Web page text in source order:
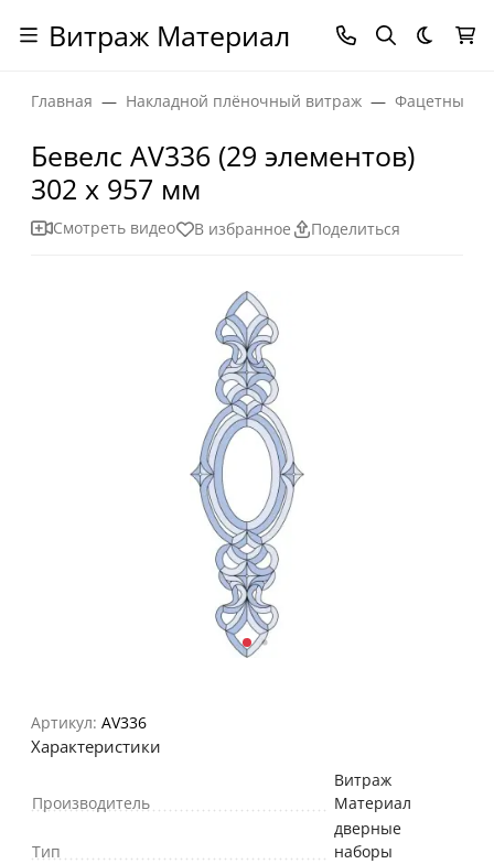
Витраж Материал Темная
Главная Накладной плёночный витраж Фацетные
Бевелс AV336 (29 элементов)
302 х 957 мм
Смотреть видео В избранное Поделиться
Артикул: AV336
Характеристики
Производитель
Витраж
Материал
Тип
дверные
наборы